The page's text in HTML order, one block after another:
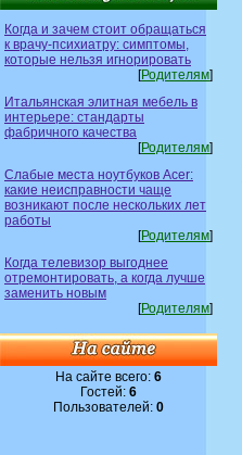
Когда и зачем стоит обращаться
к врачу-психиатру: симптомы,
которые нельзя игнорировать
[Родителям]
Итальянская элитная мебель в
интерьере: стандарты
фабричного качества
[Родителям]
Слабые места ноутбуков Acer:
какие неисправности чаще
возникают после нескольких лет
работы
[Родителям]
Когда телевизор выгоднее
отремонтировать, а когда лучше
заменить новым
[Родителям]
На сайте всего: 6
Гостей: 6
Пользователей: 0